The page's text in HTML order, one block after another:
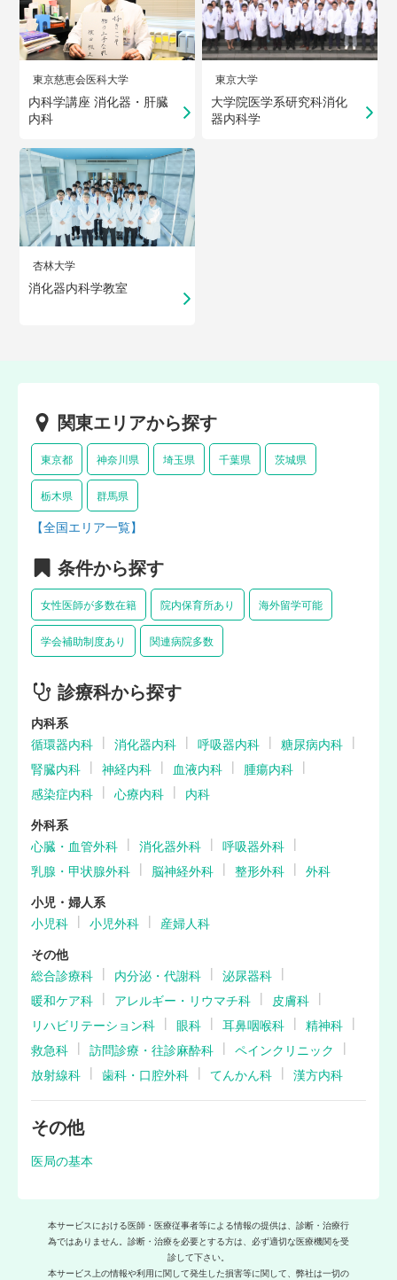
東京慈恵会医科大学
内科学講座 消化器・肝臓
内科
東京大学
大学院医学系研究科消化
器内科学
杏林大学
消化器内科学教室
関東エリアから探す
東京都 神奈川県 埼玉県 千葉県 茨城県
栃木県 群馬県
【全国エリア一覧】
条件から探す
女性医師が多数在籍 院内保育所あり 海外留学可能
学会補助制度あり 関連病院多数
診療科から探す
内科系
循環器内科
消化器内科 呼吸器内科
糖尿病内科
腎臓内科
神経内科 血液内科
腫瘍内科
感染症内科
心療内科
内科
外科系
心臓・血管外科
消化器外科
呼吸器外科
乳腺・甲状腺外科
脳神経外科 整形外科
外科
小児・婦人系
小児科
小児外科
産婦人科
その他
総合診療科
内分泌・代謝科
泌尿器科
暖和ケア科
アレルギー・リウマチ科
皮膚科
リハビリテーション科
眼科 耳鼻咽喉科
精神科
救急科
訪問診療・往診麻酔科
ペインクリニック
放射線科
歯科・口腔外科 てんかん科 漢方内科
その他
医局の基本
本サービスにおける医師・医療従事者等による情報の提供は、診断・治療行
為ではありません。診断・治療を必要とする方は、必ず適切な医療機関を受
診して下さい。
本サービス上の情報や利用に関して発生した損害等に関して、弊社は一切の